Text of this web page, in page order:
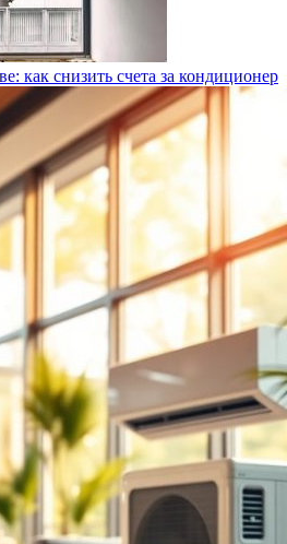
как снизить счета за кондиционер